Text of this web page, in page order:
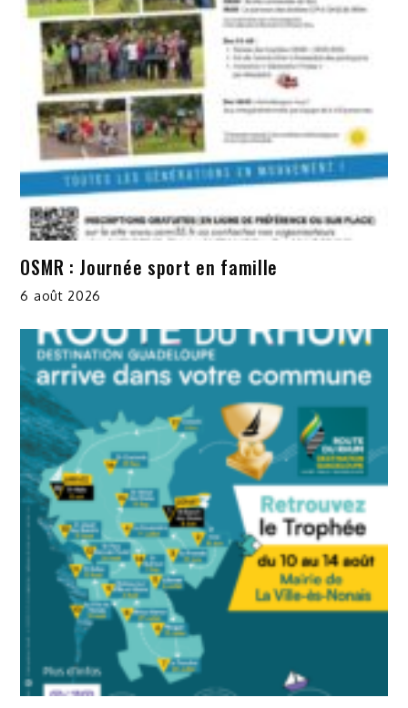
OSMR : Journée sport en famille
6 août 2026